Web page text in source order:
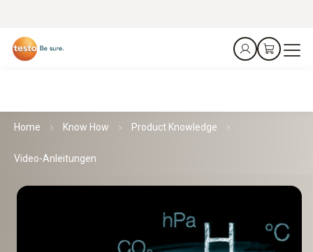
Home Know How Product Knowledge
Video-Anleitungen